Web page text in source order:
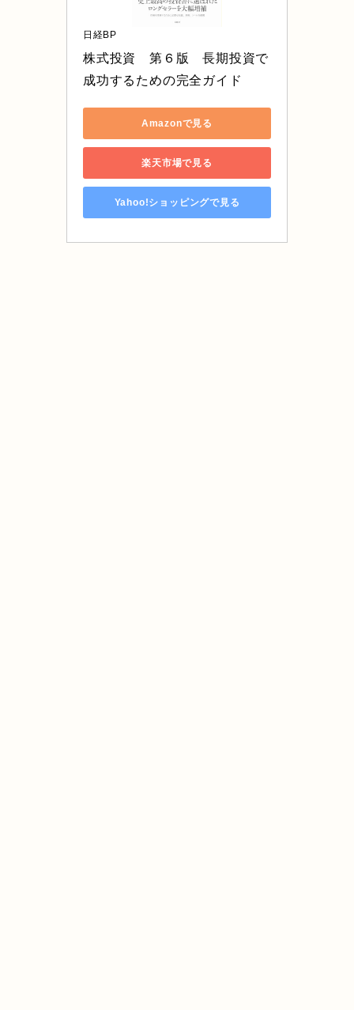
日経BP
株式投資　第６版　長期投資で
成功するための完全ガイド
Amazonで見る
楽天市場で見る
Yahoo!ショッピングで見る